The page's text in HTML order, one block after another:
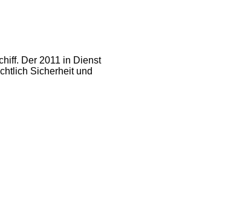
Der 2011 in Dienst
Sicherheit und